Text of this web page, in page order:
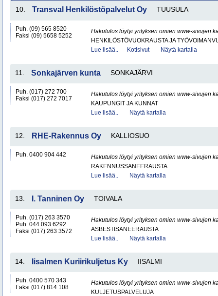
10. Transval Henkilöstöpalvelut Oy TUUSULA
Puh. (09) 565 8520
Faksi (09) 5658 5252
Hakutulos löytyi yrityksen omien www-sivujen
HENKILÖSTÖVUOKRAUSTA JA
Lue lisää..
Kotisivut Näytä kartalla
11. Sonkajärven kunta SONKAJÄRVI
Puh. (017) 272 700
Faksi (017) 272 7017
Hakutulos löytyi yrityksen omien www-sivujen
KAUPUNGIT JA KUNNAT
Lue lisää..
Näytä kartalla
12. RHE-Rakennus Oy KALLIOSUO
Puh. 0400 904 442
Hakutulos löytyi yrityksen omien www-sivujen
RAKENNUSSANEERAUSTA
Lue lisää..
Näytä kartalla
13. I. Tanninen Oy TOIVALA
Puh. (017) 263 3570
Puh. 044 093 6292
Faksi (017) 263 3572
Hakutulos löytyi yrityksen omien www-sivujen
ASBESTISANEERAUSTA
Lue lisää..
Näytä kartalla
14. Iisalmen Kuriirikuljetus Ky IISALMI
Puh. 0400 570 343
Faksi (017) 814 108
Hakutulos löytyi yrityksen omien www-sivujen
KULJETUSPALVELUJA